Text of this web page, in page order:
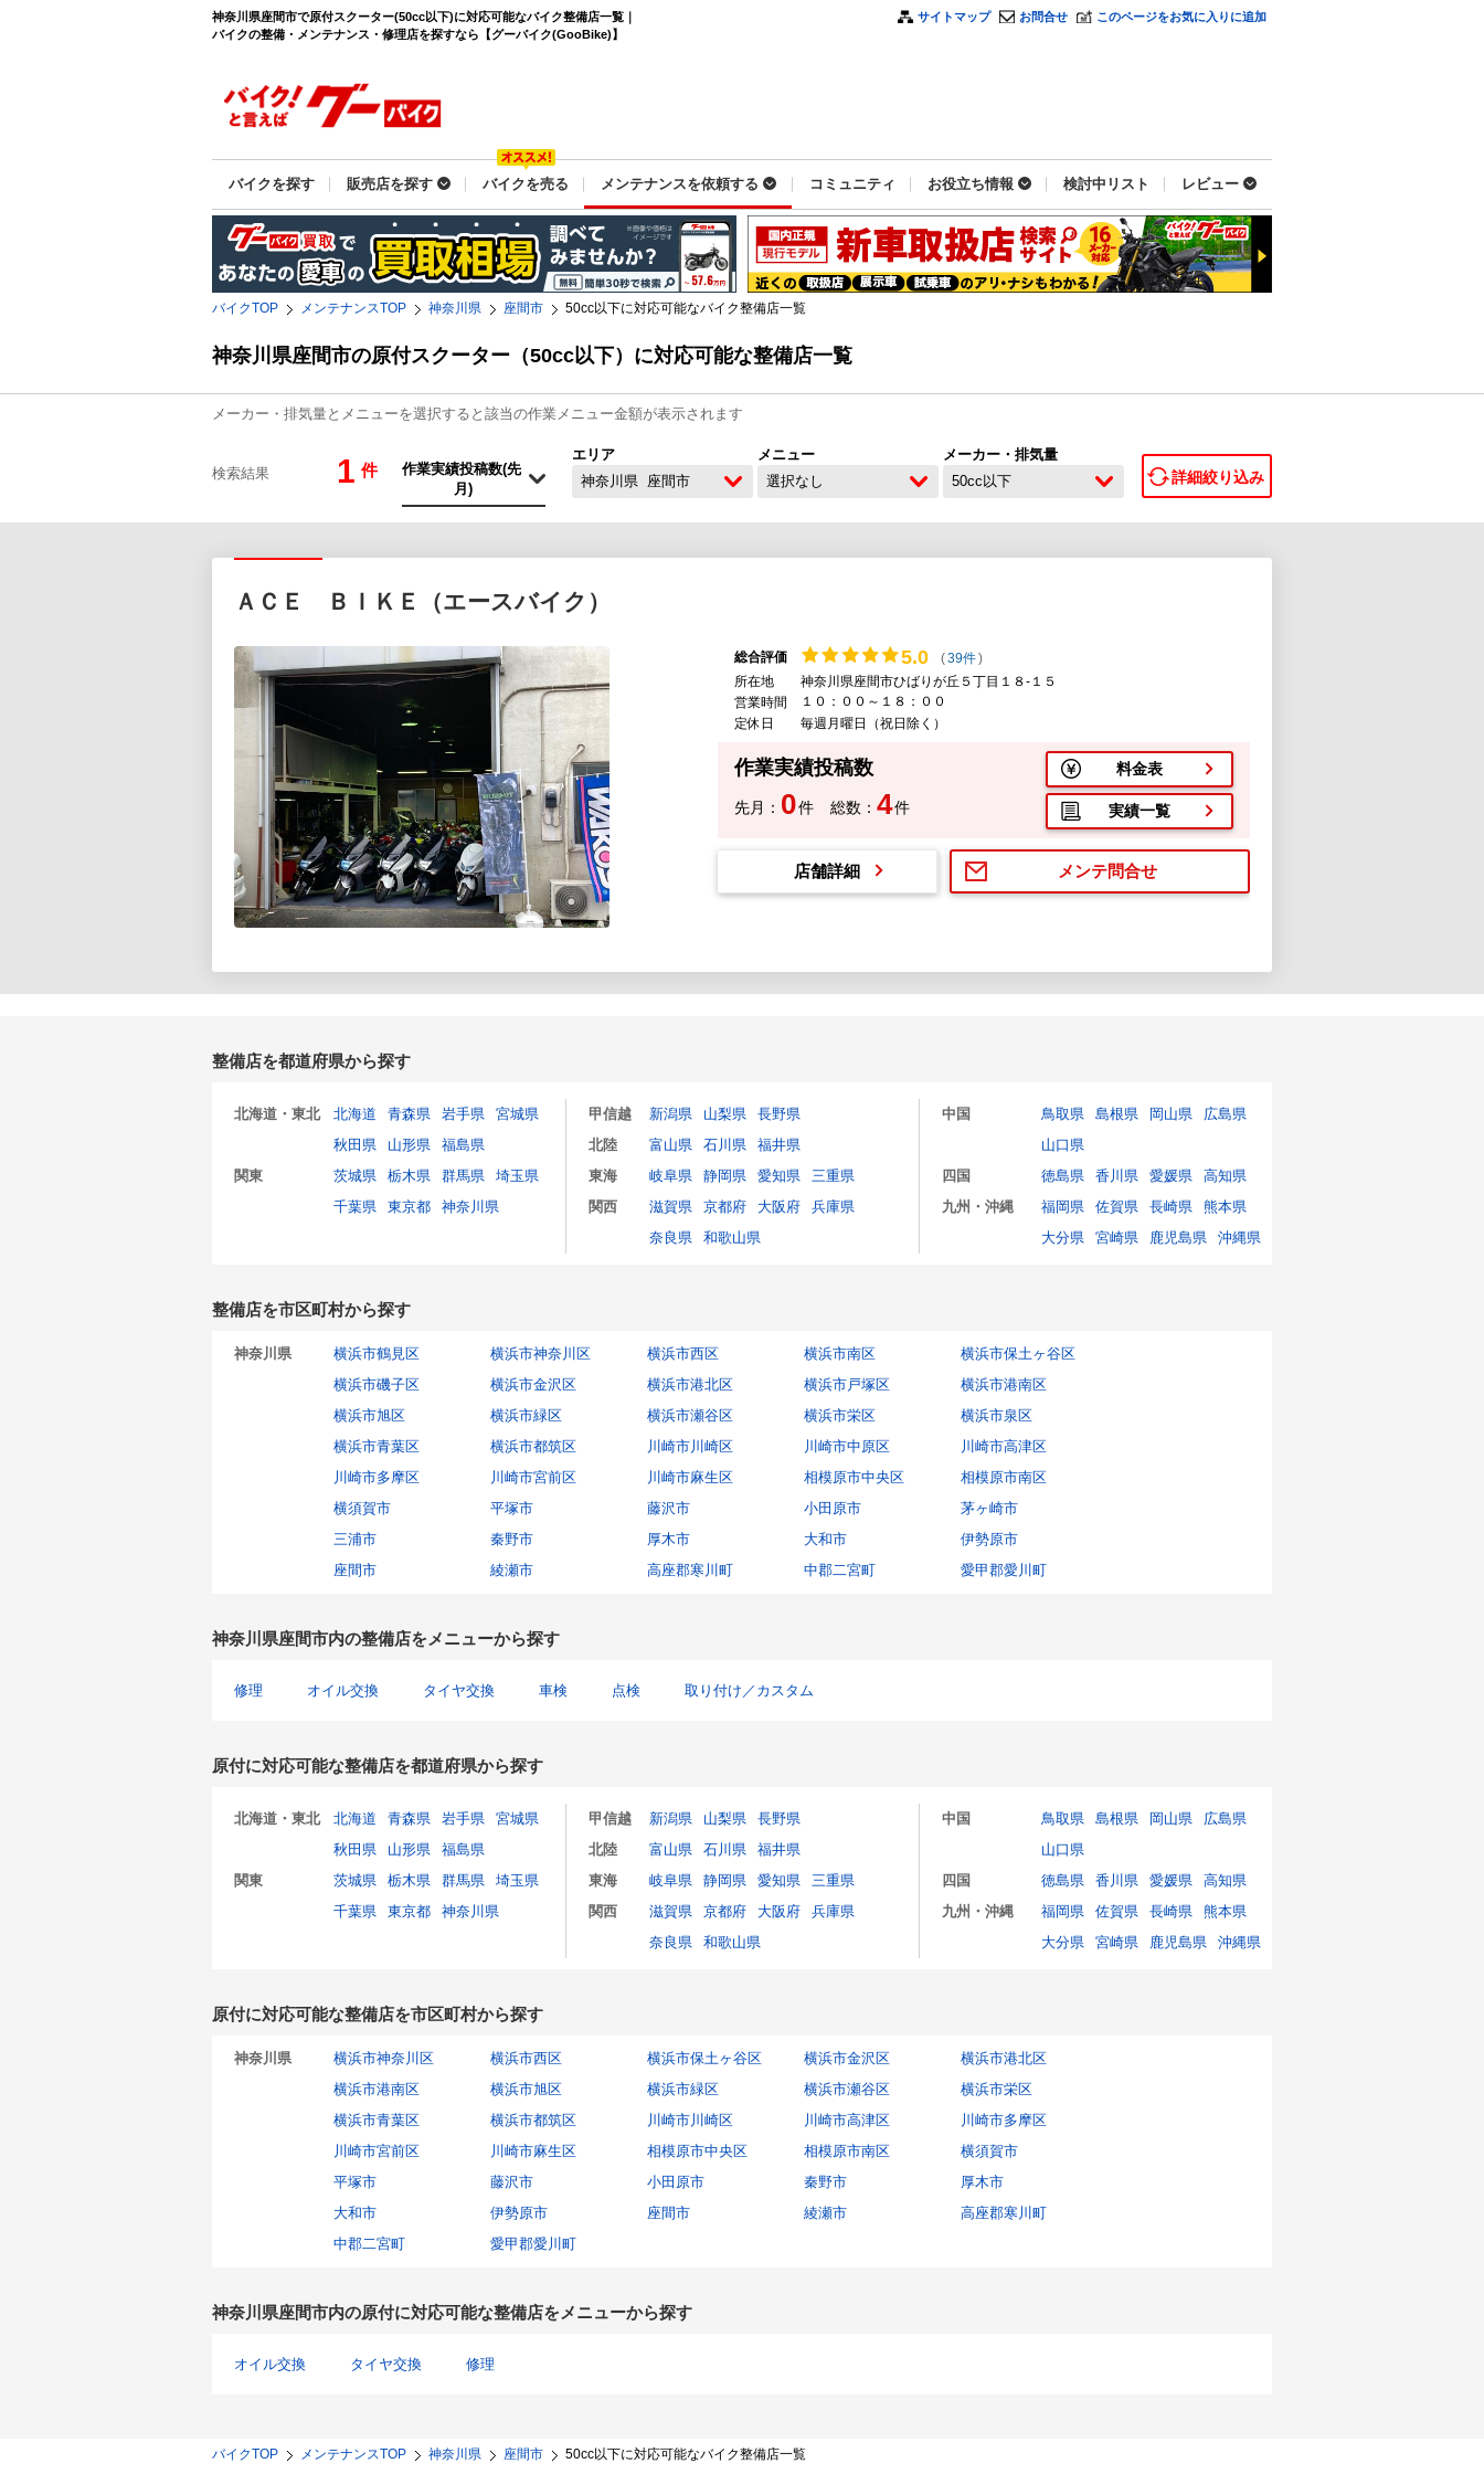
神奈川県座間市で原付スクーター(50cc以下)に対応可能なバイク整備店一覧｜
バイクの整備・メンテナンス・修理店を探すなら【グーバイク(GooBike)】
サイトマップ お問合せ このページをお気に入りに追加
バイクを探す 販売店を探す バイクを売る メンテナンスを依頼する コミュニティ お役立ち情報 検討中リスト レビュー
バイクTOP メンテナンスTOP 神奈川県 座間市 50cc以下に対応可能なバイク整備店一覧
神奈川県座間市の原付スクーター（50cc以下）に対応可能な整備店一覧
メーカー・排気量とメニューを選択すると該当の作業メニュー金額が表示されます
検索結果 1 件
エリア
神奈川県 座間市
メニュー
選択なし
メーカー・排気量
50cc以下
詳細絞り込み
ＡＣＥ ＢＩＫＥ（エースバイク）
総合評価 5.0 (39件)
所在地
神奈川県座間市ひばりが丘５丁目１８-１５
営業時間
１０：００～１８：００
定休日
毎週月曜日（祝日除く）
作業実績投稿数
先月： 0件 総数： 4件
料金表
実績一覧
メンテ問合せ
店舗詳細
整備店を都道府県から探す
北海道・東北 北海道 青森県 岩手県
宮城県
秋田県
山形県
福島県
関東
茨城県 栃木県 群馬県
埼玉県
千葉県
東京都 神奈川県
甲信越 新潟県 山梨県
長野県
北陸
富山県 石川県
福井県
東海
岐阜県 静岡県 愛知県
三重県
関西
滋賀県 京都府 大阪府
兵庫県
奈良県
和歌山県
中国 鳥取県 島根県 岡山県
広島県
山口県
四国
徳島県 香川県 愛媛県
高知県
九州・沖縄
福岡県 佐賀県 長崎県
熊本県
大分県
宮崎県 鹿児島県 沖縄県
整備店を市区町村から探す
神奈川県 横浜市鶴見区 横浜市神奈川区 横浜市西区 横浜市南区
横浜市保土ヶ谷区
横浜市磯子区
横浜市金沢区 横浜市港北区 横浜市戸塚区
横浜市港南区
横浜市旭区
横浜市緑区 横浜市瀬谷区 横浜市栄区
横浜市泉区
横浜市青葉区
横浜市都筑区 川崎市川崎区 川崎市中原区
川崎市高津区
川崎市多摩区
川崎市宮前区 川崎市麻生区 相模原市中央区
相模原市南区
横須賀市
平塚市 藤沢市 小田原市
茅ヶ崎市
三浦市
秦野市 厚木市 大和市
伊勢原市
座間市
綾瀬市 高座郡寒川町 中郡二宮町 愛甲郡愛川町
神奈川県座間市内の整備店をメニューから探す
修理 オイル交換 タイヤ交換 車検 点検 取り付け／カスタム
原付に対応可能な整備店を都道府県から探す
北海道・東北 北海道 青森県 岩手県
宮城県
秋田県
山形県
福島県
関東
茨城県 栃木県 群馬県
埼玉県
千葉県
東京都 神奈川県
甲信越 新潟県 山梨県
長野県
北陸
富山県 石川県
福井県
東海
岐阜県 静岡県 愛知県
三重県
関西
滋賀県 京都府 大阪府
兵庫県
奈良県
和歌山県
中国 鳥取県 島根県 岡山県
広島県
山口県
四国
徳島県 香川県 愛媛県
高知県
九州・沖縄
福岡県 佐賀県 長崎県
熊本県
大分県
宮崎県 鹿児島県 沖縄県
原付に対応可能な整備店を市区町村から探す
神奈川県 横浜市神奈川区 横浜市西区 横浜市保土ヶ谷区 横浜市金沢区
横浜市港北区
横浜市港南区
横浜市旭区 横浜市緑区 横浜市瀬谷区
横浜市栄区
横浜市青葉区
横浜市都筑区 川崎市川崎区 川崎市高津区
川崎市多摩区
川崎市宮前区
川崎市麻生区 相模原市中央区 相模原市南区
横須賀市
平塚市
藤沢市 小田原市 秦野市
厚木市
大和市
伊勢原市 座間市 綾瀬市
高座郡寒川町
中郡二宮町
愛甲郡愛川町
神奈川県座間市内の原付に対応可能な整備店をメニューから探す
オイル交換 タイヤ交換 修理
バイクTOP メンテナンスTOP 神奈川県 座間市 50cc以下に対応可能なバイク整備店一覧